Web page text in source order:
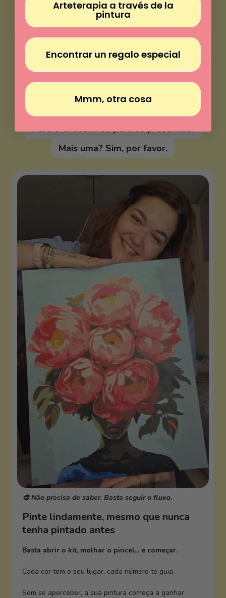
Muito mais do que pintura
Para oferecer... ou para se presentear
Mais uma? Sim, por favor.
🎨 Não precisa de saber. Basta seguir o fluxo.
Pinte lindamente, mesmo que nunca
tenha pintado antes
Basta abrir o kit, molhar o pincel... e começar.
Cada cor tem o seu lugar, cada número te guia.
Sem se aperceber, a sua pintura começa a ganhar
Arteterapia a través de la
pintura
Encontrar un regalo especial
Mmm, otra cosa